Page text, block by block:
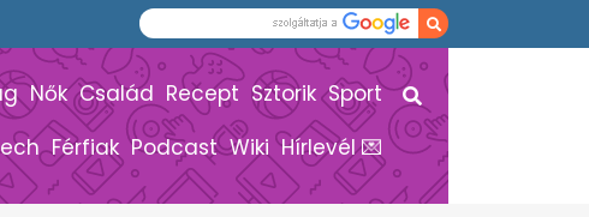
Nők Család Recept Sztorik Sport
Férfiak Podcast Wiki Hírlevél 💌